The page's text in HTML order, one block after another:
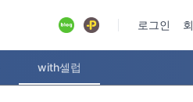
유튜브 로그인
with셀럽